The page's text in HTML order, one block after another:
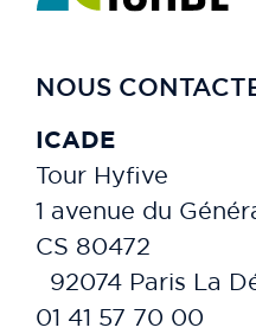
NOUS
ICADE
Tour Hyfive
1 avenue du
CS 80472
92074 Paris La
01 41 57 70 00